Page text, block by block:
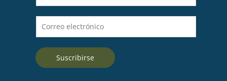
o
m
e
*
o
r
Suscribirse